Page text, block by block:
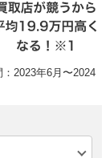
2023年6月〜2024